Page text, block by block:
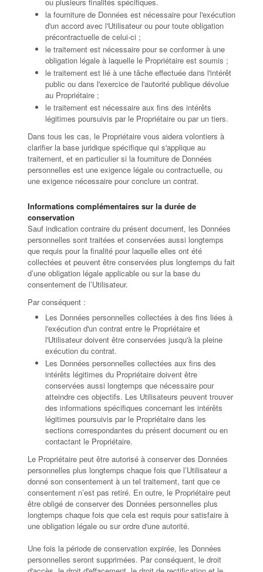
la fourniture de Données est nécessaire pour l'exécution
d'un accord avec l'Utilisateur ou pour toute obligation
précontractuelle de celui-ci ;
le traitement est nécessaire pour se conformer à une
obligation légale à laquelle le Propriétaire est soumis ;
le traitement est lié à une tâche effectuée dans l'intérêt
public ou dans l'exercice de l'autorité publique dévolue
au Propriétaire ;
le traitement est nécessaire aux fins des intérêts
légitimes poursuivis par le Propriétaire ou par un tiers.
Dans tous les cas, le Propriétaire vous aidera volontiers à
clarifier la base juridique spécifique qui s'applique au
traitement, et en particulier si la fourniture de Données
personnelles est une exigence légale ou contractuelle, ou
une exigence nécessaire pour conclure un contrat.
Informations complémentaires sur la durée de
conservation
Sauf indication contraire du présent document, les Données
personnelles sont traitées et conservées aussi longtemps
que requis pour la finalité pour laquelle elles ont été
collectées et peuvent être conservées plus longtemps du fait
d’une obligation légale applicable ou sur la base du
consentement de l’Utilisateur.
Par conséquent :
Les Données personnelles collectées à des fins liées à
l'exécution d'un contrat entre le Propriétaire et
l'Utilisateur doivent être conservées jusqu'à la pleine
exécution du contrat.
Les Données personnelles collectées aux fins des
intérêts légitimes du Propriétaire doivent être
conservées aussi longtemps que nécessaire pour
atteindre ces objectifs. Les Utilisateurs peuvent trouver
des informations spécifiques concernant les intérêts
légitimes poursuivis par le Propriétaire dans les
sections correspondantes du présent document ou en
contactant le Propriétaire.
Le Propriétaire peut être autorisé à conserver des Données
personnelles plus longtemps chaque fois que l’Utilisateur a
donné son consentement à un tel traitement, tant que ce
consentement n’est pas retiré. En outre, le Propriétaire peut
être obligé de conserver des Données personnelles plus
longtemps chaque fois que cela est requis pour satisfaire à
une obligation légale ou sur ordre d'une autorité.
Une fois la période de conservation expirée, les Données
personnelles seront supprimées. Par conséquent, le droit